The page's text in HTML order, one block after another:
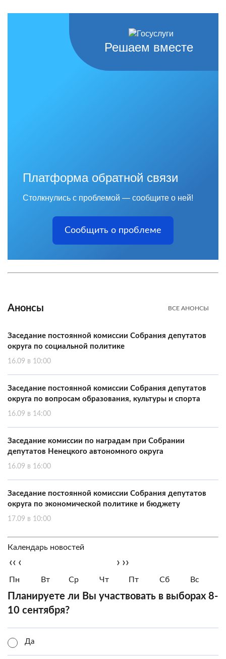
Решаем вместе
Платформа обратной связи
Столкнулись с проблемой — сообщите о ней!
Сообщить о проблеме
Анонсы ВСЕ АНОНСЫ
Заседание постоянной комиссии Собрания депутатов
округа по социальной политике
16.09 в 10:00
Заседание постоянной комиссии Собрания депутатов
округа по вопросам образования, культуры и спорта
16.09 в 14:00
Заседание комиссии по наградам при Собрании
депутатов Ненецкого автономного округа
16.09 в 16:00
Заседание постоянной комиссии Собрания депутатов
округа по экономической политике и бюджету
17.09 в 10:00
Календарь новостей
‹‹ ‹ › ››
Пн Вт Ср Чт Пт Сб Вс
Планируете ли Вы участвовать в выборах 8-
10 сентября?
Да